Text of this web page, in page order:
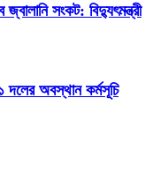
সংকট: বিদ্যুৎমন্ত্রী
দলের অবস্থান কর্মসূচি